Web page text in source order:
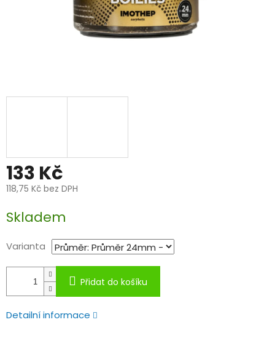
133 Kč
118,75 Kč bez DPH
cena:
Skladem
Varianta
Přidat do košíku
Detailní informace